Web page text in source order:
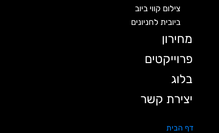
צילום קווי ביוב
ביובית לחניונים
מחירון
פרוייקטים
בלוג
יצירת קשר
דף הבית